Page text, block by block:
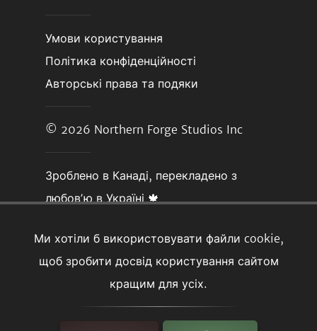
Ми хотіли б використовувати файли cookie,
щоб зробити досвід користування сайтом
кращим для усіх.
Умови користування
Політика конфіденційності
Авторські права та подяки
© 2026 Northern Forge Studios Inc
Зроблено в Канаді, перекладено з
любовʼю в Україні 🍁